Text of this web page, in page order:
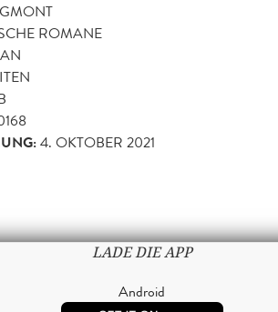
ROMANE
4. OKTOBER 2021
LADE DIE APP
Android